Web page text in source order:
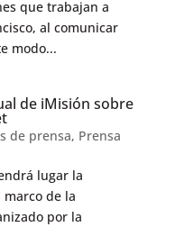
que trabajan a
al comunicar
modo...
de iMisión sobre
de prensa, Prensa
lugar la
marco de la
por la